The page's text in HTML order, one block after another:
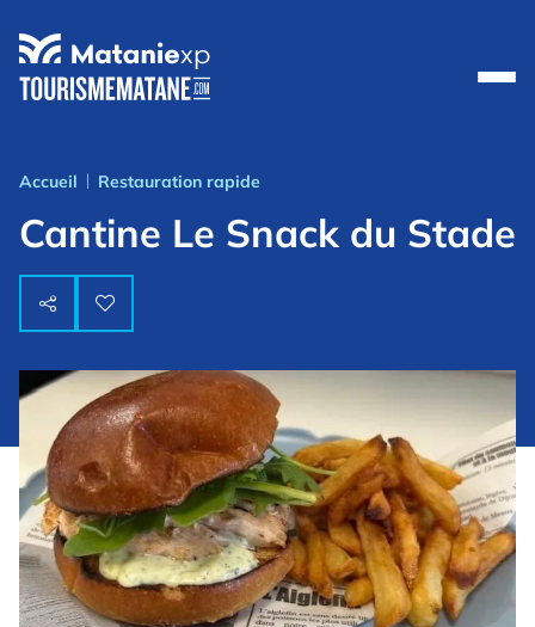
Accueil Restauration rapide
Cantine Le Snack du Stade
 